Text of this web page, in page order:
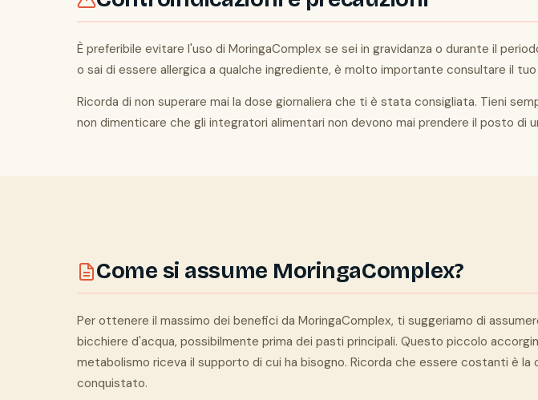
È preferibile evitare l'uso di MoringaComplex se sei in gravidanza o durante il
o sai di essere allergica a qualche ingrediente, è molto importante consultare il
Ricorda di non superare mai la dose giornaliera che ti è stata consigliata. Tieni
non dimenticare che gli integratori alimentari non devono mai prendere il posto di
Come si assume MoringaComplex?
Per ottenere il massimo dei benefici da MoringaComplex, ti suggeriamo di
bicchiere d'acqua, possibilmente prima dei pasti principali. Questo piccolo
metabolismo riceva il supporto di cui ha bisogno. Ricorda che essere costanti è
conquistato.